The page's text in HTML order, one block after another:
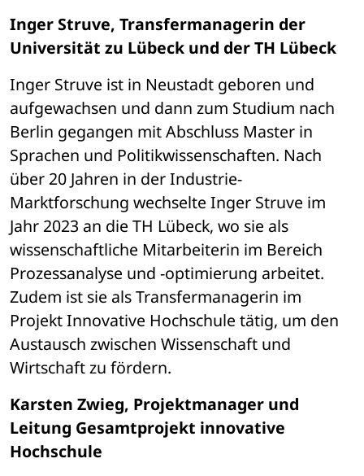
Inger Struve, Transfermanagerin der
Universität zu Lübeck und der TH Lübeck
Inger Struve ist in Neustadt geboren und
aufgewachsen und dann zum Studium nach
Berlin gegangen mit Abschluss Master in
Sprachen und Politikwissenschaften. Nach
über 20 Jahren in der Industrie-
Marktforschung wechselte Inger Struve im
Jahr 2023 an die TH Lübeck, wo sie als
wissenschaftliche Mitarbeiterin im Bereich
Prozessanalyse und -optimierung arbeitet.
Zudem ist sie als Transfermanagerin im
Projekt Innovative Hochschule tätig, um den
Austausch zwischen Wissenschaft und
Wirtschaft zu fördern.
Karsten Zwieg, Projektmanager und
Leitung Gesamtprojekt innovative
Hochschule